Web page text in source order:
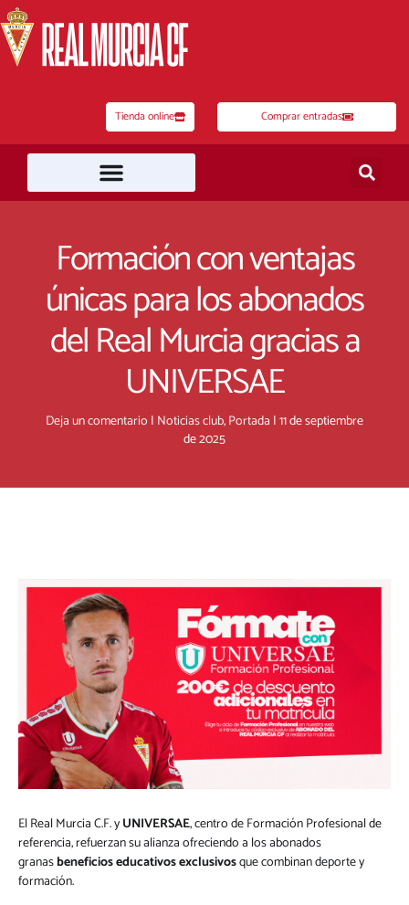
al
contenido
Tienda online Comprar entradas
Formación con ventajas
únicas para los abonados
del Real Murcia gracias a
UNIVERSAE
Deja un comentario | Noticias club,Portada |11 de septiembre
de 2025
El Real Murcia C.F. yUNIVERSAE, centro de Formación Profesional de
referencia, refuerzan su alianza ofreciendo a los abonados
granasbeneficios educativos exclusivosque combinan deporte y
formación.